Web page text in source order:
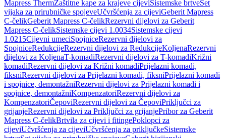
Mapress ThermZaštitne kape za krajeve cijeviSistemske brtveSet
vijaka za prirubničke spojeveUčvršćenja za cijeviGeberit Mapress
C-čelikGeberit Mapress C-čelikRezervni dijelovi za Geberit
Mapress C-čelikSistemske cijevi 1.0034Sistemske cijevi
1.0215Cijevni umeciSpojniceRezervni dijelovi za
SpojniceRedukcijeRezervni dijelovi za RedukcijeKoljenaRezervni
dijelovi za KoljenaT-komadiRezervni dijelovi za T-komadiKrižni
komadiRezervni dijelovi za Križni komadiPrijelazni komadi,
fiksniRezervni dijelovi za Prijelazni komadi, fiksniPrijelazni komadi
i spojnice, demontažniRezervni dijelovi za Prijelazni komadi i
spojnice, demontažniKompenzatoriRezervni dijelovi za
KompenzatoriČepoviRezervni dijelovi za ČepoviPriključci za
grijanjeRezervni dijelovi za Priključci za grijanjePribor za Geberit
Mapress C-čelikBrtvila za cijevi i fitingePoklopci za
cijeviUčvršćenja za cijeviUčvršćenja za priključkeSistemske